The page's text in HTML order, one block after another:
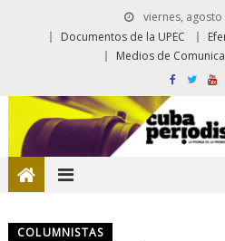
viernes, agosto
Documentos de la UPEC
Medios de
COLUMNISTAS